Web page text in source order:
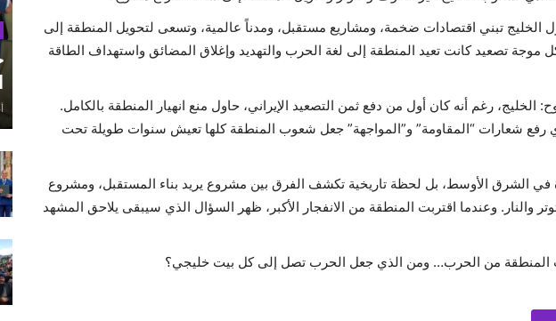
الخليج تبني اقتصادات ضخمة، ومشاريع مستقبل، ومدناً عالمية، وتسعى لتحويل المنطقة إلى
موجة تصعيد كانت تعيد المنطقة إلى لغة الحرب والتهديد وإغلاق المضائق واستهداف الطاقة
الخليج، رغم أنه كان أول من دفع ثمن التصعيد الإيراني، حاول منع انهيار المنطقة بالكامل.
رفع شعارات “المقاومة” و”المواجهة” جعل شعوب المنطقة كلها تعيش سنوات طويلة تحت
الشرق الأوسط، بل لحظة تاريخية تكشف الفرق بين مشروع يريد بناء المستقبل، ومشروع
والنار. وعندما اقتربت المنطقة من الانفجار الأكبر، ظهر السؤال الذي سيبقى يلاحق المشهد
المنطقة من الحرب… ومن الذي جعل الحرب تصل إلى كل بيت خليجي؟